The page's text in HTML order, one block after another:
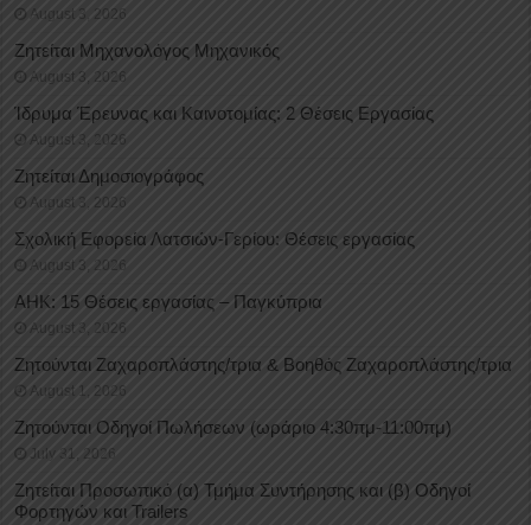
August 3, 2026
Ζητείται Μηχανολόγος Μηχανικός
August 3, 2026
Ίδρυμα Έρευνας και Καινοτομίας: 2 Θέσεις Εργασίας
August 3, 2026
Ζητείται Δημοσιογράφος
August 3, 2026
Σχολική Εφορεία Λατσιών-Γερίου: Θέσεις εργασίας
August 3, 2026
ΑΗΚ: 15 Θέσεις εργασίας – Παγκύπρια
August 3, 2026
Ζητούνται Ζαχαροπλάστης/τρια & Βοηθός Ζαχαροπλάστης/τρια
August 1, 2026
Ζητούνται Οδηγοί Πωλήσεων (ωράριο 4:30πμ-11:00πμ)
July 31, 2026
Ζητείται Προσωπικό (α) Τμήμα Συντήρησης και (β) Οδηγοί
Φορτηγών και Trailers